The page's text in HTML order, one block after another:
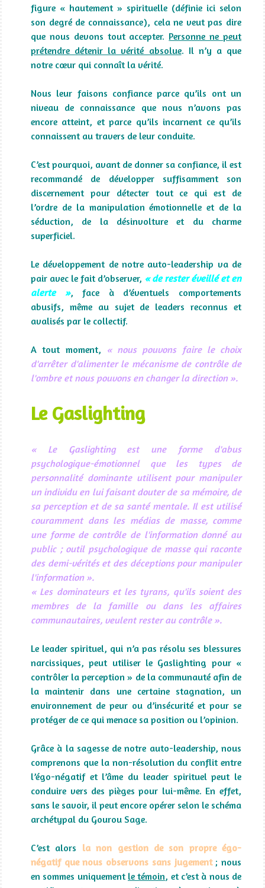
figure « hautement » spirituelle (définie ici selon
son degré de connaissance), cela ne veut pas dire
que nous devons tout accepter. Personne ne peut
prétendre détenir la vérité absolue. Il n’y a que
notre cœur qui connaît la vérité.
Nous leur faisons confiance parce qu’ils ont un
niveau de connaissance que nous n’avons pas
encore atteint, et parce qu’ils incarnent ce qu’ils
connaissent au travers de leur conduite.
C’est pourquoi, avant de donner sa confiance, il est
recommandé de développer suffisamment son
discernement pour détecter tout ce qui est de
l’ordre de la manipulation émotionnelle et de la
séduction, de la désinvolture et du charme
superficiel.
Le développement de notre auto-leadership va de
pair avec le fait d’observer, « de rester éveillé et en
alerte », face à d’éventuels comportements
abusifs, même au sujet de leaders reconnus et
avalisés par le collectif.
A tout moment, « nous pouvons faire le choix
d'arrêter d'alimenter le mécanisme de contrôle de
l'ombre et nous pouvons en changer la direction ».
Le Gaslighting
« Le Gaslighting est une forme d'abus
psychologique-émotionnel que les types de
personnalité dominante utilisent pour manipuler
un individu en lui faisant douter de sa mémoire, de
sa perception et de sa santé mentale. Il est utilisé
couramment dans les médias de masse, comme
une forme de contrôle de l'information donné au
public ; outil psychologique de masse qui raconte
des demi-vérités et des déceptions pour manipuler
l'information ».
« Les dominateurs et les tyrans, qu'ils soient des
membres de la famille ou dans les affaires
communautaires, veulent rester au contrôle ».
Le leader spirituel, qui n’a pas résolu ses blessures
narcissiques, peut utiliser le Gaslighting pour «
contrôler la perception » de la communauté afin de
la maintenir dans une certaine stagnation, un
environnement de peur ou d’insécurité et pour se
protéger de ce qui menace sa position ou l’opinion.
Grâce à la sagesse de notre auto-leadership, nous
comprenons que la non-résolution du conflit entre
l’égo-négatif et l’âme du leader spirituel peut le
conduire vers des pièges pour lui-même. En effet,
sans le savoir, il peut encore opérer selon le schéma
archétypal du Gourou Sage.
C’est alors la non gestion de son propre égo-
négatif que nous observons sans jugement; nous
en sommes uniquement le témoin, et c’est à nous de